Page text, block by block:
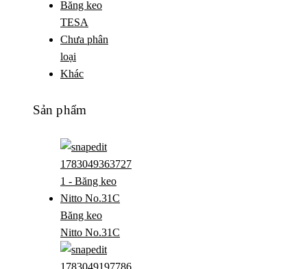
Băng keo
TESA
Chưa phân
loại
Khác
Sản phẩm
Băng keo
Nitto No.31C